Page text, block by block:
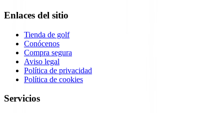
Enlaces del sitio
Tienda de golf
Conócenos
Compra segura
Aviso legal
Política de privacidad
Política de cookies
Servicios